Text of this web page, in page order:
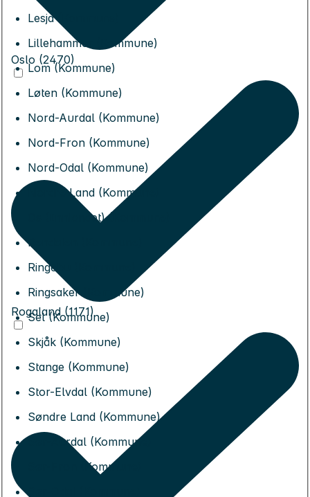
Lesja (Kommune)
Lillehammer (Kommune)
Lom (Kommune)
Løten (Kommune)
Nord-Aurdal (Kommune)
Nord-Fron (Kommune)
Nord-Odal (Kommune)
Nordre Land (Kommune)
Os (Innlandet) (Kommune)
Rendalen (Kommune)
Ringebu (Kommune)
Ringsaker (Kommune)
Sel (Kommune)
Skjåk (Kommune)
Stange (Kommune)
Stor-Elvdal (Kommune)
Søndre Land (Kommune)
Sør-Aurdal (Kommune)
Sør-Fron (Kommune)
Oslo (2470)
Rogaland (1171)